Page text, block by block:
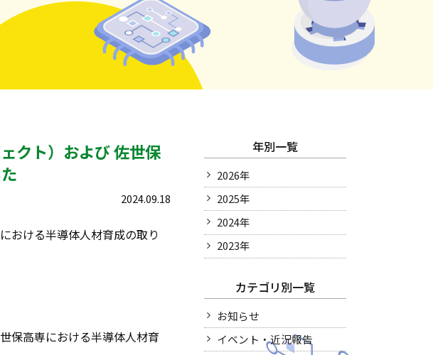
クト）および 佐世保
2024.09.18
おける半導体人材育成の取り
保高専における半導体人材育
年別一覧
2026年
2025年
2024年
2023年
カテゴリ別一覧
お知らせ
イベント・近況報告